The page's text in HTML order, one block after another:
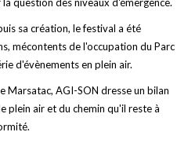
sa création, le festival a été
mécontents de l'occupation du Parc
d'évènements en plein air.
Marsatac, AGI-SON dresse un bilan
plein air et du chemin qu'il reste à